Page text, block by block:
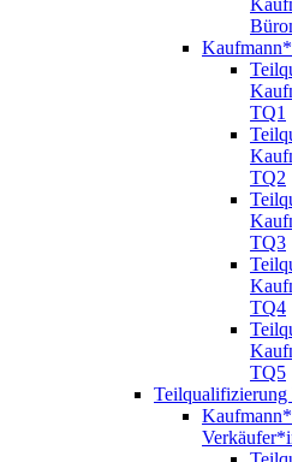
TQ1
TQ2
TQ3
TQ4
TQ5
Teilqualifizierung